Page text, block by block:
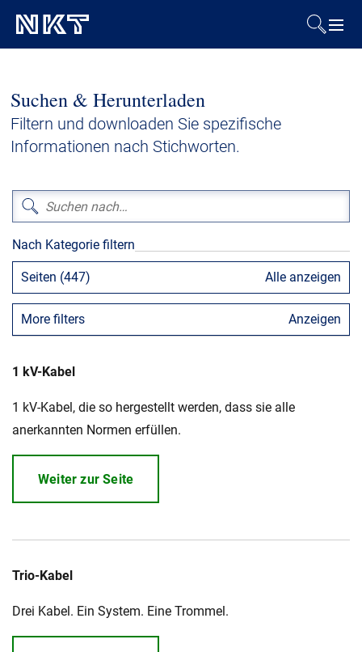
Referenzen
Presse & Events
Über uns
Nachhaltigkeit
Mediacenter
Suchen & Herunterladen
Filtern und downloaden Sie spezifische
Informationen nach Stichworten.
Nach Kategorie filtern
Seiten (447) Alle anzeigen
More filters Anzeigen
1 kV-Kabel
1 kV-Kabel, die so hergestellt werden, dass sie alle
anerkannten Normen erfüllen.
Weiter zur Seite
Trio-Kabel
Drei Kabel. Ein System. Eine Trommel.